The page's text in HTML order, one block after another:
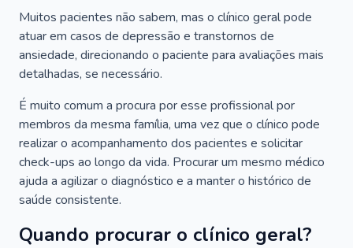
Muitos pacientes não sabem, mas o clínico geral pode
atuar em casos de depressão e transtornos de
ansiedade, direcionando o paciente para avaliações mais
detalhadas, se necessário.
É muito comum a procura por esse profissional por
membros da mesma família, uma vez que o clínico pode
realizar o acompanhamento dos pacientes e solicitar
check-ups ao longo da vida. Procurar um mesmo médico
ajuda a agilizar o diagnóstico e a manter o histórico de
saúde consistente.
Quando procurar o clínico geral?